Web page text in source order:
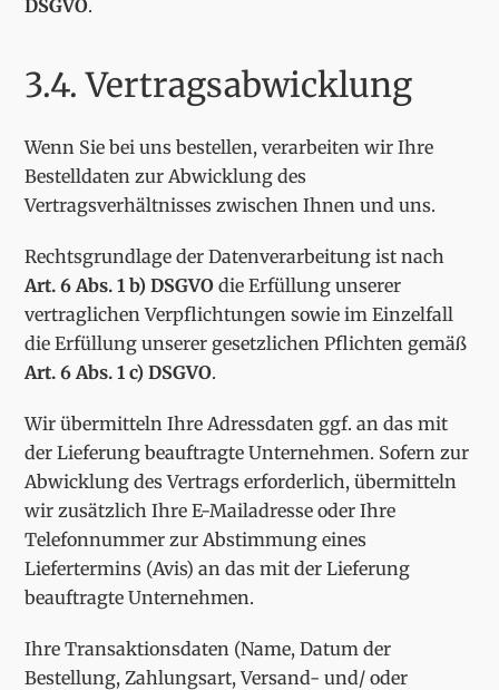
DSGVO.
3.4. Vertragsabwicklung
Wenn Sie bei uns bestellen, verarbeiten wir Ihre
Bestelldaten zur Abwicklung des
Vertragsverhältnisses zwischen Ihnen und uns.
Rechtsgrundlage der Datenverarbeitung ist nach
Art. 6 Abs. 1 b) DSGVO die Erfüllung unserer
vertraglichen Verpflichtungen sowie im Einzelfall
die Erfüllung unserer gesetzlichen Pflichten gemäß
Art. 6 Abs. 1 c) DSGVO.
Wir übermitteln Ihre Adressdaten ggf. an das mit
der Lieferung beauftragte Unternehmen. Sofern zur
Abwicklung des Vertrags erforderlich, übermitteln
wir zusätzlich Ihre E-Mailadresse oder Ihre
Telefonnummer zur Abstimmung eines
Liefertermins (Avis) an das mit der Lieferung
beauftragte Unternehmen.
Ihre Transaktionsdaten (Name, Datum der
Bestellung, Zahlungsart, Versand- und/ oder